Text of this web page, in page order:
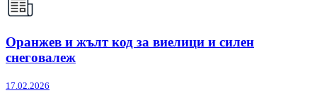
Оранжев и жълт код за виелици и силен
снеговалеж
17.02.2026